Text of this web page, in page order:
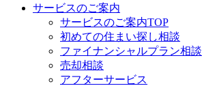
サービスのご案内
サービスのご案内TOP
初めての住まい探し相談
ファイナンシャルプラン相談
売却相談
アフターサービス